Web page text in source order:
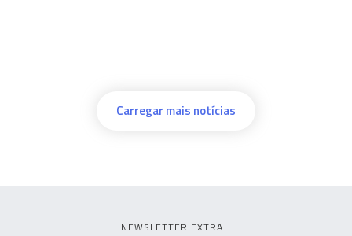
Carregar mais notícias
NEWSLETTER EXTRA